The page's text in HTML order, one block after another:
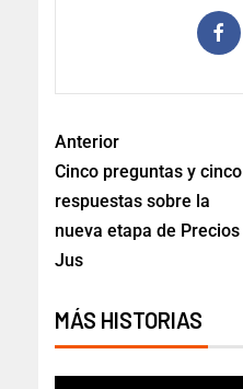
Anterior
Cinco preguntas y cinco
respuestas sobre la
nueva etapa de Precios
Jus
MÁS HISTORIAS